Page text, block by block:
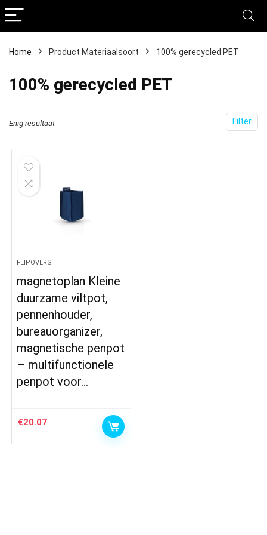
Home Product Materiaalsoort ‎100% gerecycled PET
‎100% gerecycled PET
Filter
Enig resultaat
FLIPOVERS
magnetoplan Kleine
duurzame viltpot,
pennenhouder,
bureauorganizer,
magnetische penpot
– multifunctionele
penpot voor…
€20.07